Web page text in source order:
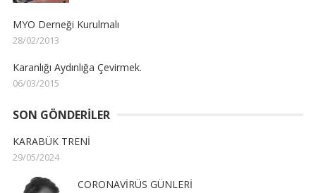
MYO Derneği Kurulmalı
28/02/2013
Karanlığı Aydınlığa Çevirmek.
06/03/2015
SON GÖNDERILER
KARABÜK TRENİ
29/05/2024
CORONAVİRÜS GÜNLERİ